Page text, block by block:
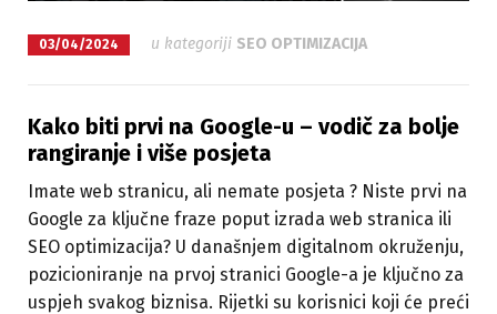
03/04/2024 u kategoriji SEO OPTIMIZACIJA
Kako biti prvi na Google-u – vodič za bolje
rangiranje i više posjeta
Imate web stranicu, ali nemate posjeta ? Niste prvi na
Google za ključne fraze poput izrada web stranica ili
SEO optimizacija? U današnjem digitalnom okruženju,
pozicioniranje na prvoj stranici Google-a je ključno za
uspjeh svakog biznisa. Rijetki su korisnici koji će preći